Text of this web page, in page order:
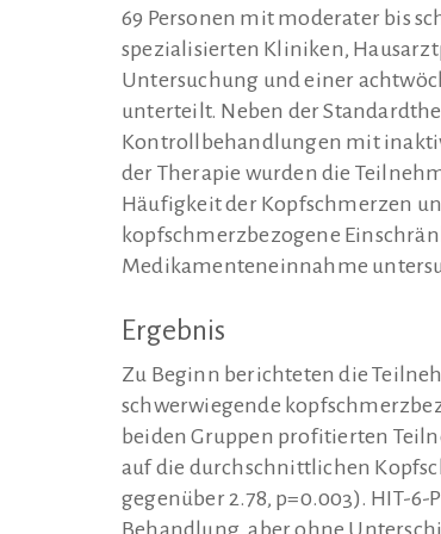
69 Personen mit moderater bis
spezialisierten Kliniken,
Untersuchung und einer
unterteilt. Neben der
Kontrollbehandlungen mit
der Therapie wurden die
Häufigkeit der Kopfschmerzen
kopfschmerzbezogene
Medikamenteneinnahme
Ergebnis
Zu Beginn berichteten die
schwerwiegende
beiden Gruppen profitierten
auf die durchschnittlichen
gegenüber 2.78, p=0.003). HIT-
Behandlung, aber ohne